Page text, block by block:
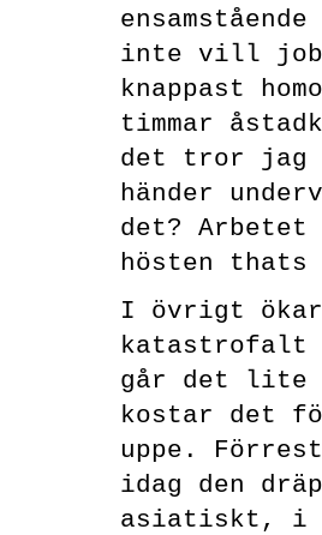
inte vill
knappast
timmar
det tror jag
händer
det? Arbetet
hösten
I övrigt ökar
katastrofalt
går det lite
kostar det
uppe.
idag den
asiatiskt, i